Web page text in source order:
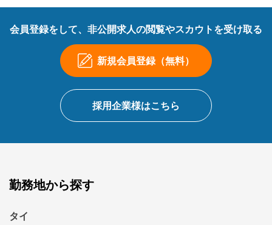
会員登録をして、非公開求人の閲覧やスカウトを受け取る
新規会員登録（無料）
採用企業様はこちら
勤務地から探す
タイ